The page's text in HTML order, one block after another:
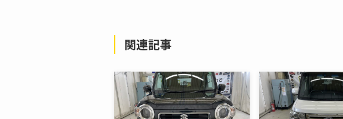
関連記事